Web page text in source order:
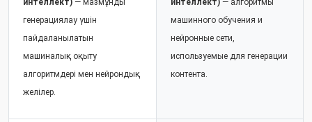
интеллект) — мазмұнды
генерациялау үшін
пайдаланылатын
машиналық оқыту
алгоритмдері мен нейрондық
желілер.
интеллект) — алгоритмы
машинного обучения и
нейронные сети,
используемые для генерации
контента.